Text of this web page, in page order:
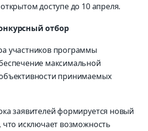
доступе до 10 апреля.
отбор
участников программы
максимальной
принимаемых
заявителей формируется новый
что исключает возможность